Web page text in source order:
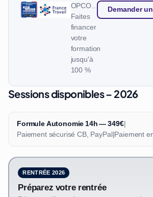
OPCO…
Faites
financer
votre
formation
jusqu'à
100 %
Demander
Sessions disponibles – 2026
Formule Autonomie 14h — 349€|
Paiement sécurisé CB, PayPal|Paiement
RENTRÉE 2026
Préparez votre rentrée